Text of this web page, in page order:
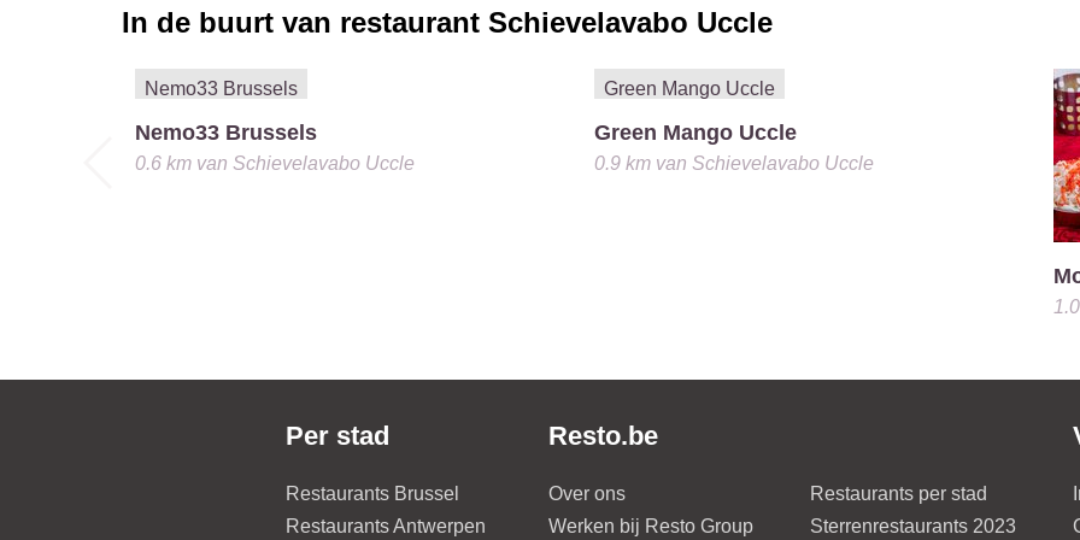
In de buurt van restaurant Schievelavabo Uccle
Nemo33 Brussels
0.6 kmvan Schievelavabo Uccle
Green Mango Uccle
0.9 kmvan Schievelavabo Uccle
Per stad
Restaurants Brussel
Restaurants Antwerpen
Resto.be
Over ons
Werken bij Resto Group
Restaurants per stad
Sterrenrestaurants 2023